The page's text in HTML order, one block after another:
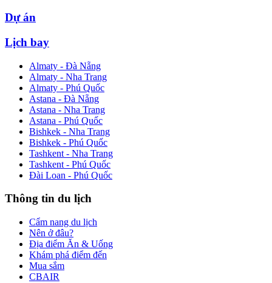
Dự án
Lịch bay
Almaty - Đà Nẵng
Almaty - Nha Trang
Almaty - Phú Quốc
Astana - Đà Nẵng
Astana - Nha Trang
Astana - Phú Quốc
Bishkek - Nha Trang
Bishkek - Phú Quốc
Tashkent - Nha Trang
Tashkent - Phú Quốc
Đài Loan - Phú Quốc
Thông tin du lịch
Cẩm nang du lịch
Nên ở đâu?
Địa điểm Ăn & Uống
Khám phá điểm đến
Mua sắm
CBAIR